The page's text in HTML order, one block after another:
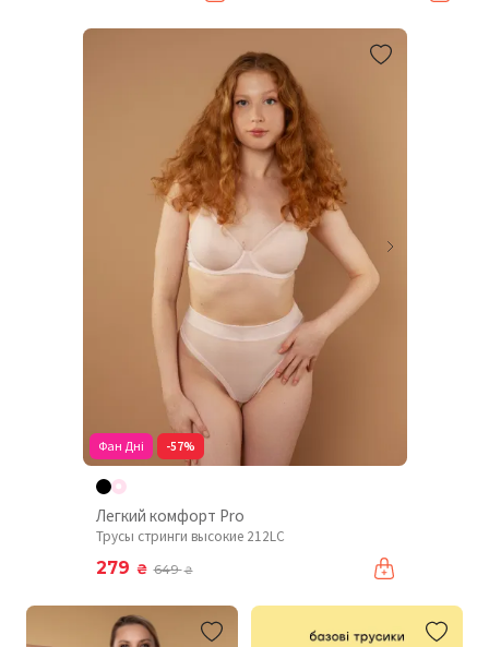
Фан Дні -57%
Легкий комфорт Pro
Трусы стринги высокие 212LC
279 ₴ 649₴